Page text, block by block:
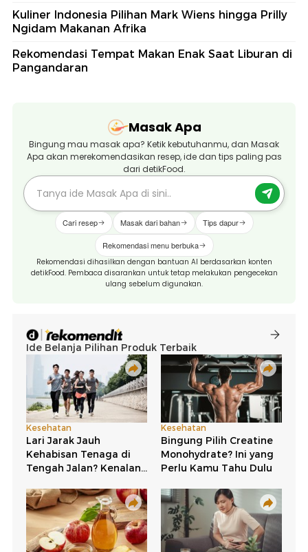
Kuliner Indonesia Pilihan Mark Wiens hingga Prilly
Ngidam Makanan Afrika
Rekomendasi Tempat Makan Enak Saat Liburan di
Pangandaran
Masak Apa
Bingung mau masak apa? Ketik kebutuhanmu, dan Masak
Apa akan merekomendasikan resep, ide dan tips paling pas
dari detikFood.
Cari resep Masak dari bahan Tips dapur
Rekomendasi menu berbuka
Rekomendasi dihasilkan dengan bantuan AI berdasarkan konten
detikFood. Pembaca disarankan untuk tetap melakukan pengecekan
ulang sebelum digunakan.